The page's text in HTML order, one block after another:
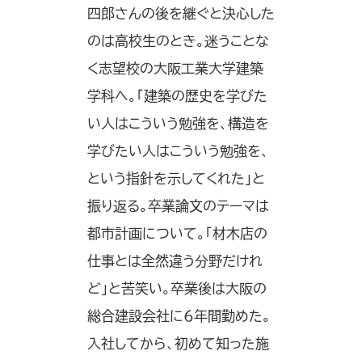
四郎さんの後を継ぐと決心した
のは高校生のとき。迷うことな
く志望校の大阪工業大学建築
学科へ。「建築の歴史を学びた
い人はこういう勉強を、構造を
学びたい人はこういう勉強を、
という指針を示してくれた」と
振り返る。卒業論文のテーマは
都市計画について。「材木店の
仕事とは全然違う分野だけれ
ど」と苦笑い。卒業後は大阪の
総合建設会社に6年間勤めた。
入社してから、初めて知った施